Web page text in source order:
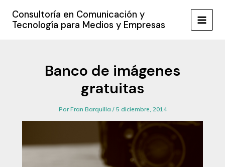
contenido
Consultoría en Comunicación y
Tecnología para Medios y Empresas
MAIN
Banco de imágenes
gratuitas
PorFran Barquilla / 5 diciembre, 2014